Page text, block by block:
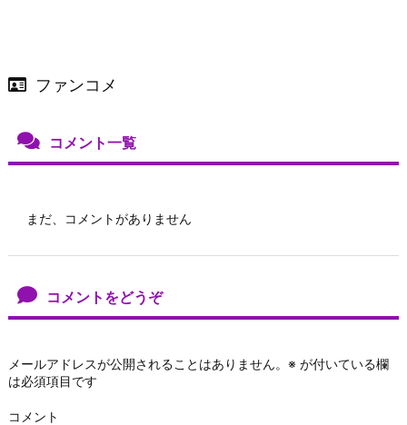
ファンコメ
コメント一覧
まだ、コメントがありません
コメントをどうぞ
メールアドレスが公開されることはありません。 ※ が付いている欄
は必須項目です
コメント